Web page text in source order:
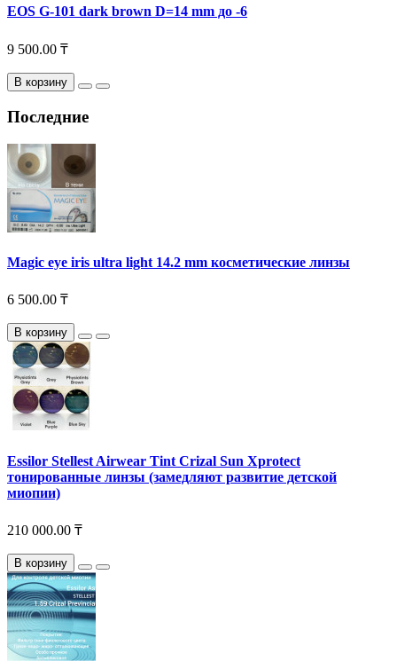
EOS G-101 dark brown D=14 mm до -6
9 500.00 ₸
В корзину
Последние
Magic eye iris ultra light 14.2 mm косметические линзы
6 500.00 ₸
В корзину
Essilor Stellest Airwear Tint Crizal Sun Xprotect
тонированные линзы (замедляют развитие детской
миопии)
210 000.00 ₸
В корзину